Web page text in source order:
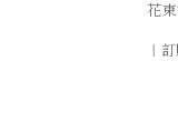
花
｜